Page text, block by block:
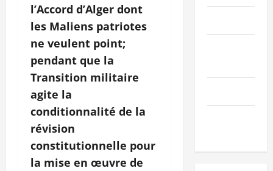
l’Accord d’Alger dont
les Maliens patriotes
ne veulent point;
pendant que la
Transition militaire
agite la
conditionnalité de la
révision
constitutionnelle pour
la mise en œuvre de